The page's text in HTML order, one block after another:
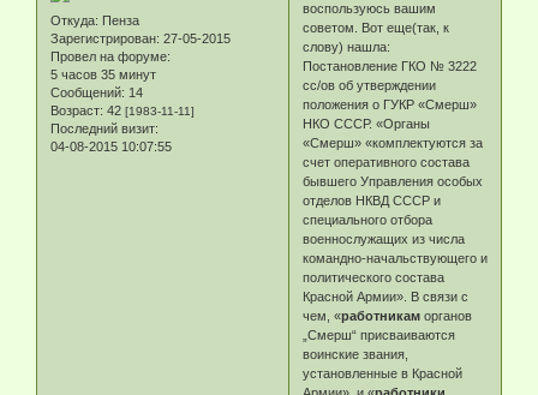
Откуда: Пенза
Зарегистрирован: 27-05-2015
Провел на форуме:
5 часов 35 минут
Сообщений: 14
Возраст: 42 [1983-11-11]
Последний визит:
04-08-2015 10:07:55
воспользуюсь вашим
советом. Вот еще(так, к
слову) нашла:
Постановление ГКО № 3222
сс/ов об утверждении
положения о ГУКР «Смерш»
НКО СССР. «Органы
«Смерш» «комплектуются за
счет оперативного состава
бывшего Управления особых
отделов НКВД СССР и
специального отбора
военнослужащих из числа
командно-начальствующего и
политического состава
Красной Армии». В связи с
чем, «работникам органов
„Смерш“ присваиваются
воинские звания,
установленные в Красной